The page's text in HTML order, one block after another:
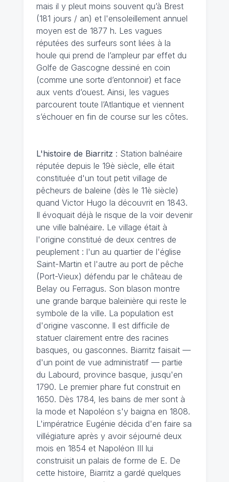
mais il y pleut moins souvent qu’à Brest
(181 jours / an) et l'ensoleillement annuel
moyen est de 1877 h. Les vagues
réputées des surfeurs sont liées à la
houle qui prend de l’ampleur par effet du
Golfe de Gascogne dessiné en coin
(comme une sorte d’entonnoir) et face
aux vents d’ouest. Ainsi, les vagues
parcourent toute l’Atlantique et viennent
s’échouer en fin de course sur les côtes.
L'histoire de Biarritz : Station balnéaire
réputée depuis le 19è siècle, elle était
constituée d'un tout petit village de
pêcheurs de baleine (dès le 11è siècle)
quand Victor Hugo la découvrit en 1843.
Il évoquait déjà le risque de la voir devenir
une ville balnéaire. Le village était à
l'origine constitué de deux centres de
peuplement : l'un au quartier de l'église
Saint-Martin et l'autre au port de pêche
(Port-Vieux) défendu par le château de
Belay ou Ferragus. Son blason montre
une grande barque baleinière qui reste le
symbole de la ville. La population est
d'origine vasconne. Il est difficile de
statuer clairement entre des racines
basques, ou gasconnes. Biarritz faisait —
d'un point de vue administratif — partie
du Labourd, province basque, jusqu'en
1790. Le premier phare fut construit en
1650. Dès 1784, les bains de mer sont à
la mode et Napoléon s'y baigna en 1808.
L'impératrice Eugénie décida d'en faire sa
villégiature après y avoir séjourné deux
mois en 1854 et Napoléon III lui
construisit un palais de forme de E. De
cette histoire, Biarritz a gardé quelques